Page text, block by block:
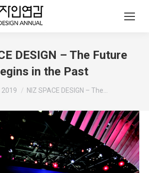
DESIGN – The Future
in the Past
2019 NIZ SPACE DESIGN – The…